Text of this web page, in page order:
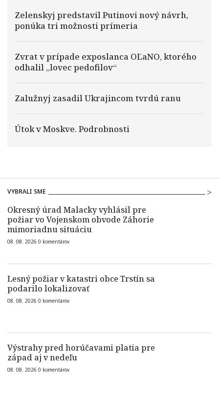
Zelenskyj predstavil Putinovi nový návrh,
ponúka tri možnosti prímeria
Zvrat v prípade exposlanca OĽaNO, ktorého
odhalil „lovec pedofilov“
Zalužnyj zasadil Ukrajincom tvrdú ranu
Útok v Moskve. Podrobnosti
VYBRALI SME
Okresný úrad Malacky vyhlásil pre
požiar vo Vojenskom obvode Záhorie
mimoriadnu situáciu
08. 08. 2026 0 komentárov
Lesný požiar v katastri obce Trstín sa
podarilo lokalizovať
08. 08. 2026 0 komentárov
Výstrahy pred horúčavami platia pre
západ aj v nedeľu
08. 08. 2026 0 komentárov